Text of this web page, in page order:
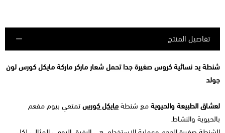
تفاصيل المنتج
شنطة يد نسائيةكروس صغيرة جدا تحمل شعار ماركر ماركة مايكل كورس لون
جولد
لعشاق الطبيعة والحيويةمع شنطةمايكل كورستمتعي بيوم مفعم
بالحيوية والنشاط.